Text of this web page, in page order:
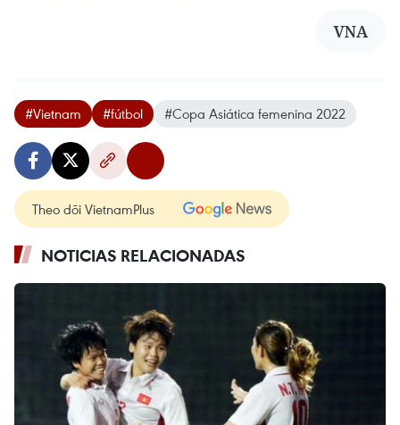
VNA
#Vietnam #fútbol #Copa Asiática femenina 2022
Theo dõi VietnamPlus
NOTICIAS RELACIONADAS